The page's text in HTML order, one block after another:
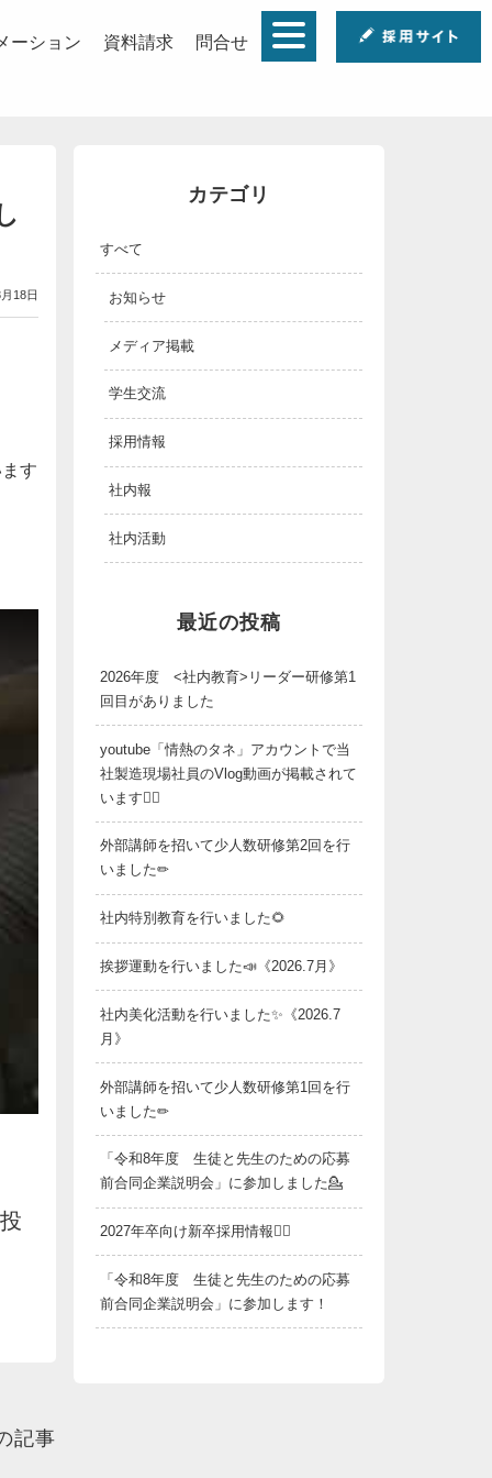
ーション 資料請求 問合せ
18日
す
記事
カテゴリ
すべて
お知らせ
メディア掲載
学生交流
採用情報
社内報
社内活動
最近の投稿
2026年度 <社内教育>リーダー研修第1
回目がありました
youtube「情熱のタネ」アカウントで当
社製造現場社員のVlog動画が掲載されて
います👷‍♂️
外部講師を招いて少人数研修第2回を行
いました✏
社内特別教育を行いました🌻
挨拶運動を行いました📣《2026.7月》
社内美化活動を行いました✨《2026.7
月》
外部講師を招いて少人数研修第1回を行
いました✏
「令和8年度 生徒と先生のための応募
前合同企業説明会」に参加しました💁
2027年卒向け新卒採用情報💁‍♂️
「令和8年度 生徒と先生のための応募
前合同企業説明会」に参加します！